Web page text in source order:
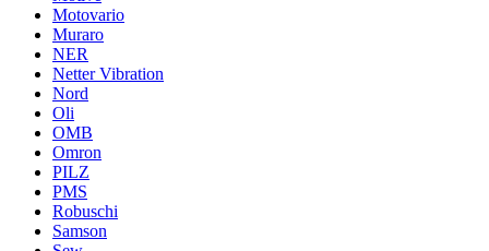
Motovario
Muraro
NER
Netter Vibration
Nord
Oli
OMB
Omron
PILZ
PMS
Robuschi
Samson